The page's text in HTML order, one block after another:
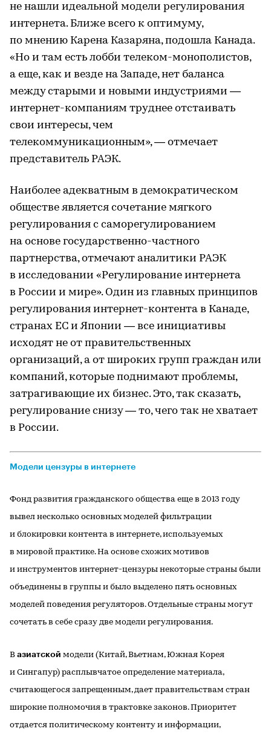
не нашли идеальной модели регулирования
интернета. Ближе всего к оптимуму,
по мнению Карена Казаряна, подошла Канада.
«Но и там есть лобби телеком-монополистов,
а еще, как и везде на Западе, нет баланса
между старыми и новыми индустриями —
интернет-компаниям труднее отстаивать
свои интересы, чем
телекоммуникационным», — отмечает
представитель РАЭК.
Наиболее адекватным в демократическом
обществе является сочетание мягкого
регулирования с саморегулированием
на основе государственно-частного
партнерства, отмечают аналитики РАЭК
в исследовании «Регулирование интернета
в России и мире». Один из главных принципов
регулирования интернет-контента в Канаде,
странах ЕС и Японии — все инициативы
исходят не от правительственных
организаций, а от широких групп граждан или
компаний, которые поднимают проблемы,
затрагивающие их бизнес. Это, так сказать,
регулирование снизу — то, чего так не хватает
в России.
Модели цензуры в интернете
Фонд развития гражданского общества еще в 2013 году
вывел несколько основных моделей фильтрации
и блокировки контента в интернете, используемых
в мировой практике. На основе схожих мотивов
и инструментов интернет-цензуры некоторые страны были
объединены в группы и было выделено пять основных
моделей поведения регуляторов. Отдельные страны могут
сочетать в себе сразу две модели регулирования.
В азиатской модели (Китай, Вьетнам, Южная Корея
и Сингапур) расплывчатое определение материала,
считающегося запрещенным, дает правительствам стран
широкие полномочия в трактовке законов. Приоритет
отдается политическому контенту и информации,